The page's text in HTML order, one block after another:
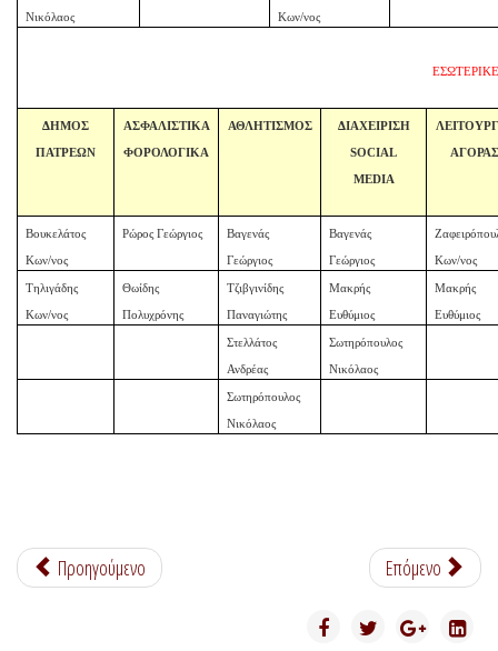
Νικόλαος Κων/νος
ΔΗΜΟΣ
ΠΑΤΡΕΩΝ
ΑΣΦΑΛΙΣΤΙΚΑ
ΦΟΡΟΛΟΓΙΚΑ
ΑΘΛΗΤΙΣΜΟΣ ΔΙΑΧΕΙΡΙΣΗ
SOCIAL
MEDIA
ΑΓΟΡΑΣ
Βουκελάτος
Κων/νος
Ρώρος Γεώργιος Βαγενάς
Γεώργιος
Βαγενάς
Γεώργιος Κων/νος
Τηλιγάδης
Κων/νος
Θωίδης
Πολυχρόνης
Τζιβγινίδης
Παναγιώτης
Μακρής
Ευθύμιος
Μακρής
Ευθύμιος
Στελλάτος
Ανδρέας
Σωτηρόπουλος
Νικόλαος
Σωτηρόπουλος
Νικόλαος
Προηγούμενο Επόμενο